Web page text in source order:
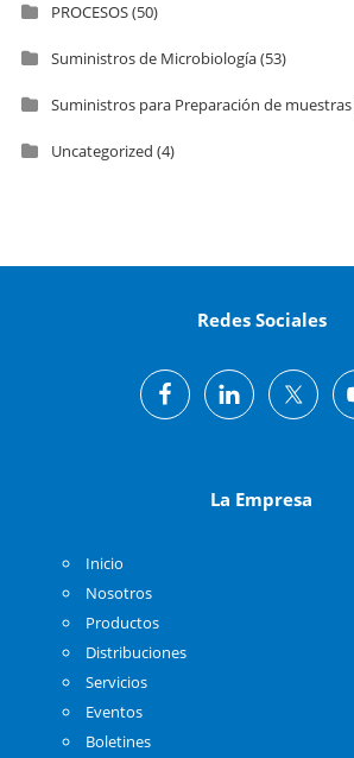
PROCESOS(50)
Suministros de Microbiología(53)
Suministros para Preparación de muestras
Uncategorized (4)
Redes Sociales
La Empresa
Inicio
Nosotros
Productos
Distribuciones
Servicios
Eventos
Boletines